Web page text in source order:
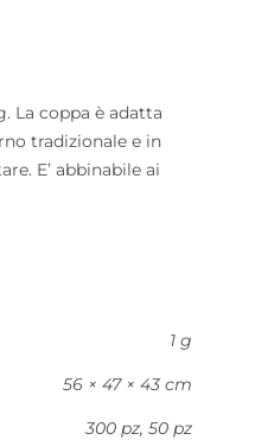
La coppa è adatta
tradizionale e in
E’ abbinabile ai
1 g
56 × 47 × 43 cm
300 pz, 50 pz